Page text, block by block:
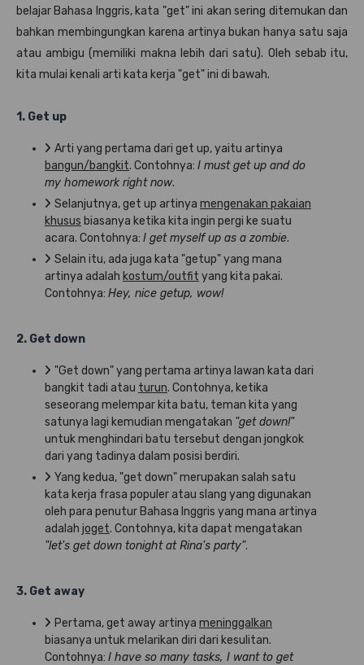
belajar Bahasa Inggris, kata "get" ini akan sering ditemukan dan
bahkan membingungkan karena artinya bukan hanya satu saja
atau ambigu (memiliki makna lebih dari satu). Oleh sebab itu,
kita mulai kenali arti kata kerja "get" ini di bawah.
1. Get up
Arti yang pertama dari get up, yaitu artinya
bangun/bangkit. Contohnya: I must get up and do
my homework right now.
Selanjutnya, get up artinya mengenakan pakaian
khusus biasanya ketika kita ingin pergi ke suatu
acara. Contohnya: I get myself up as a zombie.
Selain itu, ada juga kata "getup" yang mana
artinya adalah kostum/outfit yang kita pakai.
Contohnya: Hey, nice getup, wow!
2. Get down
"Get down" yang pertama artinya lawan kata dari
bangkit tadi atau turun. Contohnya, ketika
seseorang melempar kita batu, teman kita yang
satunya lagi kemudian mengatakan "get down!"
untuk menghindari batu tersebut dengan jongkok
dari yang tadinya dalam posisi berdiri.
Yang kedua, "get down" merupakan salah satu
kata kerja frasa populer atau slang yang digunakan
oleh para penutur Bahasa Inggris yang mana artinya
adalah joget. Contohnya, kita dapat mengatakan
"let's get down tonight at Rina's party".
3. Get away
Pertama, get away artinya meninggalkan
biasanya untuk melarikan diri dari kesulitan.
Contohnya: I have so many tasks, I want to get